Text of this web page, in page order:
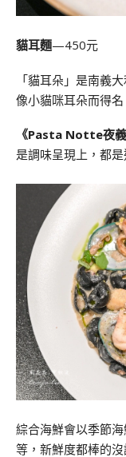
貓耳麵—450元
「貓耳朵」是南義
像小貓咪耳朵而得名
《Pasta Notte夜義
是調味呈現上，都
綜合海鮮會以季節
等，新鮮度都棒的